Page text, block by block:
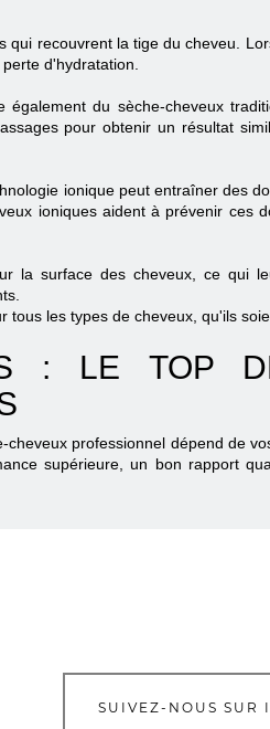
qui recouvrent la tige du cheveu.
d'hydratation.
également du sèche-cheveux
pour obtenir un résultat
ionique peut entraîner des
ioniques aident à prévenir ces
la surface des cheveux, ce qui
tous les types de cheveux, qu'ils
: LE TOP
cheveux professionnel dépend de
supérieure, un bon rapport
SUIVEZ-NOUS SUR